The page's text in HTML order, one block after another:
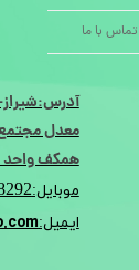
تماس با ما
معدل
همکف واحد 110
موبایل:
ایمیل:i